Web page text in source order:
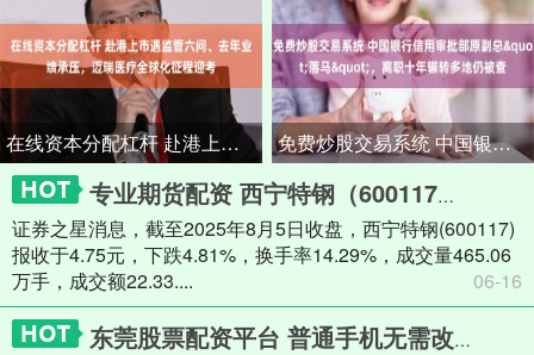
在线资本分配杠杆 赴港上市遇监管六问、去年业绩承压，迈瑞医疗全球化征程迎考 免费炒股交易系统 中国银行信用审批部原副总&quot;落马&quot;，离职十年辗转多地仍被查
专业期货配资 西宁特钢（600117）8月5日主力资金净卖出2.73亿元
证券之星消息，截至2025年8月5日收盘，西宁特钢(600117)
报收于4.75元，下跌4.81%，换手率14.29%，成交量465.06
万手，成交额22.33....
06-16
东莞股票配资平台 普通手机无需改造也能直连卫星！中国首例打通 通话质量比肩地面5G